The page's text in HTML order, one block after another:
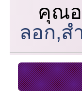
คุณ
ลอก,ส